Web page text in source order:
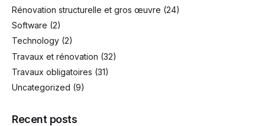
Rénovation structurelle et gros œuvre (24)
Software (2)
Technology (2)
Travaux et rénovation (32)
Travaux obligatoires (31)
Uncategorized (9)
Recent posts